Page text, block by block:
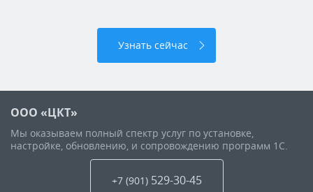
Узнать сейчас
ООО «ЦКТ»
Мы оказываем полный спектр услуг по установке,
настройке, обновлению, и сопровождению программ 1С.
+7 (901) 529-30-45